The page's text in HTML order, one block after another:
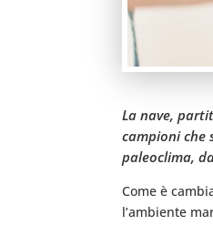
La nave,
campioni
paleoclima,
Come è
l’ambiente